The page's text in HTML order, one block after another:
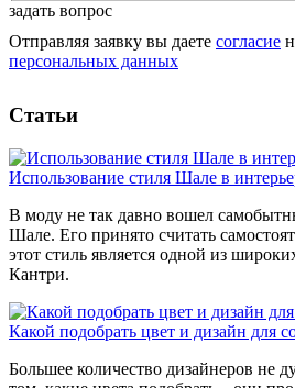
задать вопрос
Отправляя заявку вы даете согласие
персональных данных
Статьи
Использование стиля Шале в
В моду не так давно вошел
Шале. Его принято считать
этот стиль является одной из
Кантри.
Какой подобрать цвет и дизайн для
Большее количество дизайнеров не